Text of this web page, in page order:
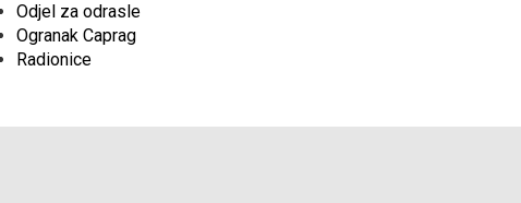
Odjel za odrasle
Ogranak Caprag
Radionice